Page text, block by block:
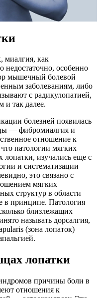
как
недостаточно, особенно
мышечный болевой
заболеваниям, либо
с радикулопатией,
и так далее.
болезней появилась
— фибромиалгия и
отношение к
патологии мягких
изучались еще с
и систематизации
это связано с
мягких
структур в области
в принципе. Патология
близлежащих
называть дорсалгия,
(зона лопаток)
лопатки
причины боли в
отношения к